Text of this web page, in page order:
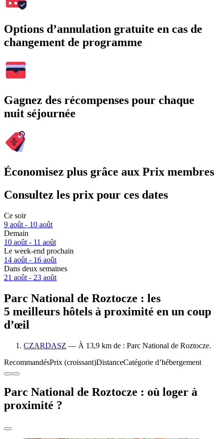
Options d’annulation gratuite en cas de
changement de programme
Gagnez des récompenses pour chaque
nuit séjournée
Économisez plus grâce aux Prix membres
Consultez les prix pour ces dates
Ce soir
9 août - 10 août
Demain
10 août - 11 août
Le week-end prochain
14 août - 16 août
Dans deux semaines
21 août - 23 août
Parc National de Roztocze : les
5 meilleurs hôtels à proximité en un coup
d’œil
CZARDASZ — À 13,9 km de : Parc National de Roztocze.
RecommandésPrix (croissant)DistanceCatégorie d’hébergement
Parc National de Roztocze : où loger à
proximité ?